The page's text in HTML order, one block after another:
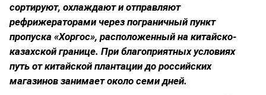
сортируют, охлаждают и отправляют
рефрижераторами через пограничный пункт
пропуска «Хоргос», расположенный на китайско-
казахской границе. При благоприятных условиях
путь от китайской плантации до российских
магазинов занимает около семи дней.